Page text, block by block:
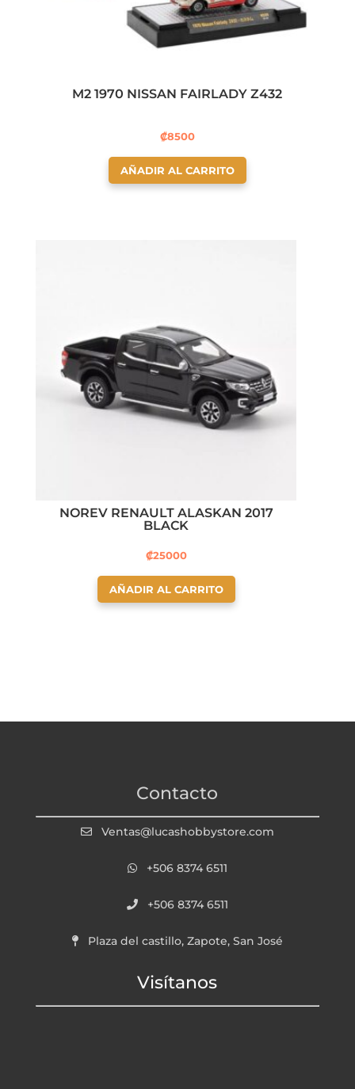
M2 1970 NISSAN FAIRLADY Z432
₡8500
AÑADIR AL CARRITO
NOREV RENAULT ALASKAN 2017
BLACK
₡25000
AÑADIR AL CARRITO
Contacto
Ventas@lucashobbystore.com
+506 8374 6511
+506 8374 6511
Plaza del castillo, Zapote, San José
Visítanos